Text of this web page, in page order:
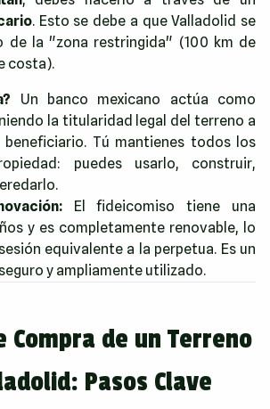
. Esto se debe a que Valladolid se
de la "zona restringida" (100 km de
costa).
Un banco mexicano actúa como
la titularidad legal del terreno a
Tú mantienes todos los
puedes usarlo, construir,
El fideicomiso tiene una
y es completamente renovable, lo
equivalente a la perpetua. Es un
y ampliamente utilizado.
Compra de un Terreno
Pasos Clave